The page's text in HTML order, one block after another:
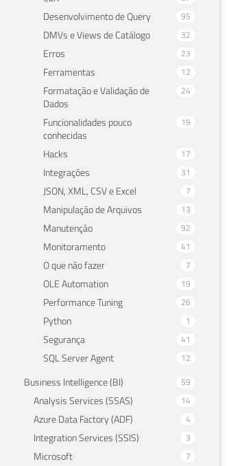
Desenvolvimento de Query 95
DMVs e Views de Catálogo 32
Erros 23
Ferramentas 12
Formatação e Validação de
Dados
24
Funcionalidades pouco
conhecidas
19
Hacks 17
Integrações 31
JSON, XML, CSV e Excel 7
Manipulação de Arquivos 13
Manutenção 92
Monitoramento 41
O que não fazer 7
OLE Automation 19
Performance Tuning 26
Python 1
Segurança 41
SQL Server Agent 12
Business Intelligence (BI) 59
Analysis Services (SSAS) 14
Azure Data Factory (ADF) 4
Integration Services (SSIS) 3
Microsoft 7